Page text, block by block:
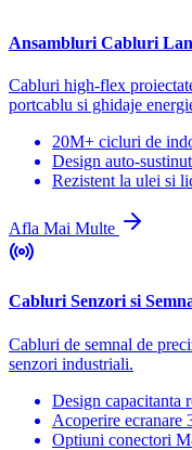
Ansambluri Cabluri
Cabluri high-flex
portcablu si ghidaje
20M+ cicluri de
Design auto-sustinut
Rezistent la ulei si
Afla Mai Multe
Cabluri Senzori si
Cabluri de semnal de
senzori industriali.
Design capacitanta
Acoperire ecranare
Optiuni conectori